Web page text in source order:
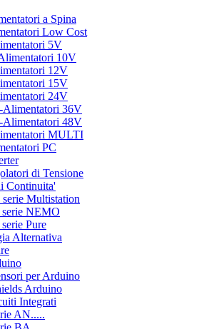
a Spina
Low Cost
5V
10V
12V
15V
24V
36V
48V
MULTI
PC
di Tensione
Continuita'
Multistation
NEMO
Pure
Alternativa
per Arduino
Arduino
Integrati
AN.....